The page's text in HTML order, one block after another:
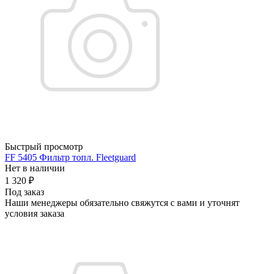
Быстрый просмотр
FF 5405 Фильтр топл. Fleetguard
Нет в наличии
1 320 ₽
Под заказ
Наши менеджеры обязательно свяжутся с вами и уточнят
условия заказа